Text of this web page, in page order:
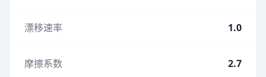
漂移速率 1.0
摩擦系数 2.7